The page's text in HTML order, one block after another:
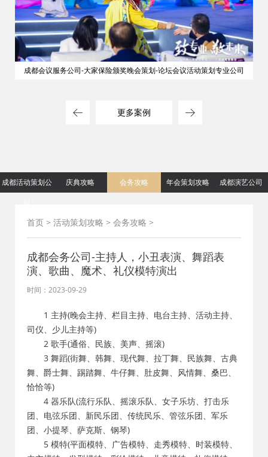
成都会议服务公司-大家保险颁奖晚会策划-论坛会议活动策划专业公司
更多案例
成都活动策划公
庆典攻略 会务攻略 年会策划攻略 成都演艺公司
首页 > 活动策划攻略 > 会务攻略 >
成都会务公司-主持人，小丑表演、舞蹈表
演、歌曲、魔术、礼仪模特演出
时间：2023-09-29
1 主持(晚会主持、栏目主持、电台主持、活动主持、
司仪、少儿主持等)
2 歌手(通俗、民族、美声、摇滚)
3 舞蹈(街舞、韩舞、现代舞、拉丁舞、民族舞、古典
舞、爵士舞、踢踏舞、牛仔舞、肚皮舞、风情舞、桑巴、
恰恰等)
4 器乐队(流行乐队、摇滚乐队、女子乐坊、打击乐
团、电弦乐团、新民乐团、传统民乐、管弦乐团、军乐
团、小提琴、萨克斯、钢琴)
5 模特(平面模特、广告模特、走秀模特、时装模特、